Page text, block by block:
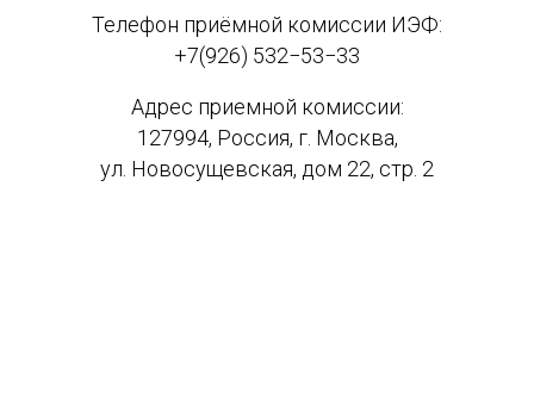
Телефон приёмной комиссии ИЭФ:
+7(926) 532−53−33
Адрес приемной комиссии:
127994, Россия, г. Москва,
ул. Новосущевская, дом 22, стр. 2